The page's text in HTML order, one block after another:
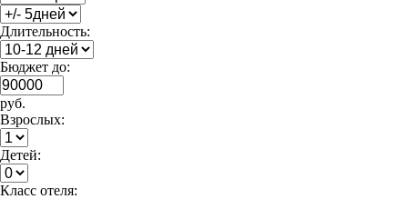
Длительность:
Бюджет до:
руб.
Взрослых:
Детей:
Класс отеля: